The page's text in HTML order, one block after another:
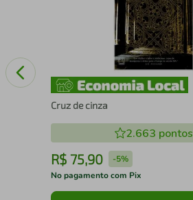
Cruz de cinza
2.663 pontos
R$ 75,90 -5%
No pagamento com Pix